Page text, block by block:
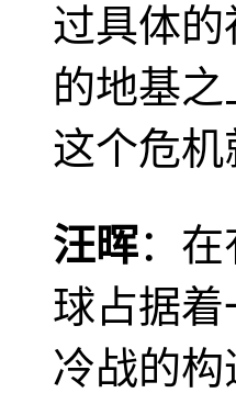
过具体
的地基
这个危
汪晖：
球占据
冷战的